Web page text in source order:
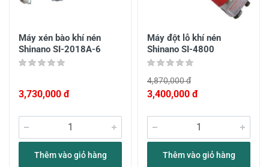
Máy xén bào khí nén
Shinano SI-2018A-6
3,730,000 đ
Thêm vào giỏ hàng
Máy đột lỗ khí nén
Shinano SI-4800
4,870,000 đ
3,400,000 đ
Thêm vào giỏ hàng